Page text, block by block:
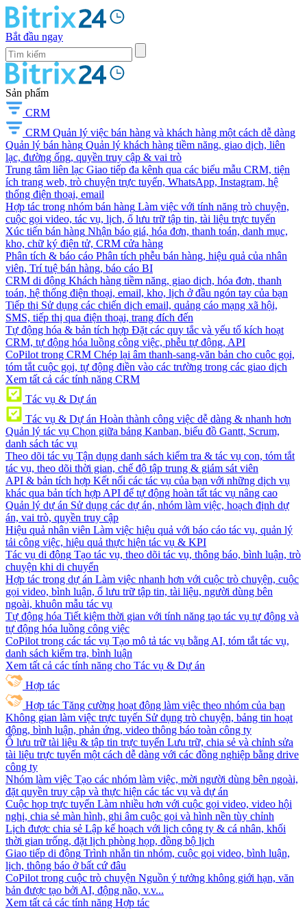
Bắt đầu ngay
Sản phẩm
CRM
CRM Quản lý việc bán hàng và khách hàng một cách dễ dàng
Quản lý bán hàng Quản lý khách hàng tiềm năng, giao dịch, liên
lạc, đường ống, quyền truy cập & vai trò
Trung tâm liên lạc Giao tiếp đa kênh qua các biểu mẫu CRM, tiện
ích trang web, trò chuyện trực tuyến, WhatsApp, Instagram, hệ
thống điện thoại, email
Hợp tác trong nhóm bán hàng Làm việc với tính năng trò chuyện,
cuộc gọi video, tác vụ, lịch, ổ lưu trữ tập tin, tài liệu trực tuyến
Xúc tiến bán hàng Nhận báo giá, hóa đơn, thanh toán, danh mục,
kho, chữ ký điện tử, CRM cửa hàng
Phân tích & báo cáo Phân tích phễu bán hàng, hiệu quả của nhân
viên, Trí tuệ bán hàng, báo cáo BI
CRM di động Khách hàng tiềm năng, giao dịch, hóa đơn, thanh
toán, hệ thống điện thoại, email, kho, lịch ở đầu ngón tay của bạn
Tiếp thị Sử dụng các chiến dịch email, quảng cáo mạng xã hội,
SMS, tiếp thị qua điện thoại, trang đích đến
Tự động hóa & bản tích hợp Đặt các quy tắc và yếu tố kích hoạt
CRM, tự động hóa luồng công việc, phễu tự động, API
CoPilot trong CRM Chép lại âm thanh-sang-văn bản cho cuộc gọi,
tóm tắt cuộc gọi, tự động điền vào các trường trong các giao dịch
Xem tất cả các tính năng CRM
Tác vụ & Dự án
Tác vụ & Dự án Hoàn thành công việc dễ dàng & nhanh hơn
Quản lý tác vụ Chọn giữa bảng Kanban, biểu đồ Gantt, Scrum,
danh sách tác vụ
Theo dõi tác vụ Tận dụng danh sách kiểm tra & tác vụ con, tóm tắt
tác vụ, theo dõi thời gian, chế độ tập trung & giám sát viên
API & bản tích hợp Kết nối các tác vụ của bạn với những dịch vụ
khác qua bản tích hợp API để tự động hoàn tất tác vụ nâng cao
Quản lý dự án Sử dụng các dự án, nhóm làm việc, hoạch định dự
án, vai trò, quyền truy cập
Hiệu quả nhân viên Làm việc hiệu quả với báo cáo tác vụ, quản lý
tải công việc, hiệu quả thực hiện tác vụ & KPI
Tác vụ di động Tạo tác vụ, theo dõi tác vụ, thông báo, bình luận, trò
chuyện khi di chuyển
Hợp tác trong dự án Làm việc nhanh hơn với cuộc trò chuyện, cuộc
gọi video, bình luận, ổ lưu trữ tập tin, tài liệu, người dùng bên
ngoài, khuôn mẫu tác vụ
Tự động hóa Tiết kiệm thời gian với tính năng tạo tác vụ tự động và
tự động hóa luồng công việc
CoPilot trong các tác vụ Tạo mô tả tác vụ bằng AI, tóm tắt tác vụ,
danh sách kiểm tra, bình luận
Xem tất cả các tính năng cho Tác vụ & Dự án
Hợp tác
Hợp tác Tăng cường hoạt động làm việc theo nhóm của bạn
Không gian làm việc trực tuyến Sử dụng trò chuyện, bảng tin hoạt
động, bình luận, phản ứng, video thông báo toàn công ty
Ổ lưu trữ tài liệu & tập tin trực tuyến Lưu trữ, chia sẻ và chỉnh sửa
tài liệu trực tuyến một cách dễ dàng với các đồng nghiệp bằng drive
công ty
Nhóm làm việc Tạo các nhóm làm việc, mời người dùng bên ngoài,
đặt quyền truy cập và thực hiện các tác vụ và dự án
Cuộc họp trực tuyến Làm nhiều hơn với cuộc gọi video, video hội
nghị, chia sẻ màn hình, ghi âm cuộc gọi và hình nền tùy chỉnh
Lịch được chia sẻ Lập kế hoạch với lịch công ty & cá nhân, khối
thời gian trống, đặt lịch phòng họp, đồng bộ lịch
Giao tiếp di động Trình nhắn tin nhóm, cuộc gọi video, bình luận,
lịch, thông báo ở bất cứ đâu
CoPilot trong cuộc trò chuyện Nguồn ý tưởng không giới hạn, văn
bản được tạo bởi AI, động não, v.v...
Xem tất cả các tính năng Hợp tác